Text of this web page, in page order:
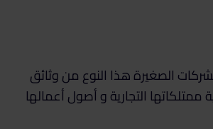
الصغيرة هذا النوع من وثائق
ممتلكاتها التجارية و أصول أعمالها